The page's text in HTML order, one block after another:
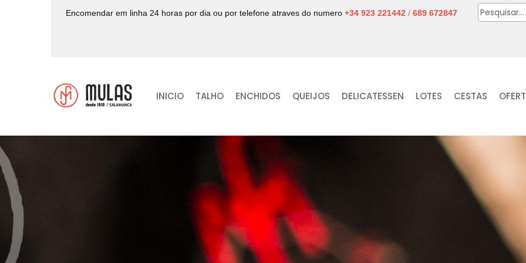
Encomendar em linha 24 horas por dia ou por telefone atraves do numero +34 923 221442 / 689 672847
INICIO TALHO ENCHIDOS QUEIJOS DELICATESSEN LOTES CESTAS